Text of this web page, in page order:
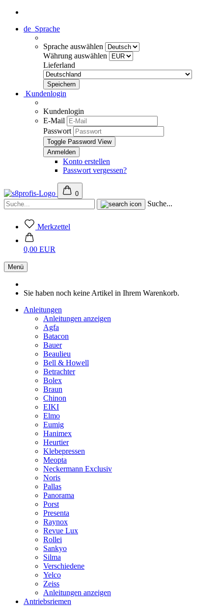
de Sprache
Sprache auswählen
Währung auswählen
Lieferland
Kundenlogin
Kundenlogin
E-Mail
Passwort
Toggle Password View
Konto erstellen
Passwort vergessen?
0
Suche...
Merkzettel
0,00 EUR
Menü
Sie haben noch keine Artikel in Ihrem Warenkorb.
Anleitungen
Anleitungen anzeigen
Agfa
Batacon
Bauer
Beaulieu
Bell & Howell
Betrachter
Bolex
Braun
Chinon
EIKI
Elmo
Eumig
Hanimex
Heurtier
Klebepressen
Meopta
Neckermann Exclusiv
Noris
Pallas
Panorama
Porst
Presenta
Raynox
Revue Lux
Rollei
Sankyo
Silma
Verschiedene
Yelco
Zeiss
Anleitungen anzeigen
Antriebsriemen